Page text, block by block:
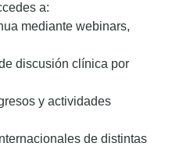
a:
mediante webinars,
discusión clínica por
y actividades
de distintas